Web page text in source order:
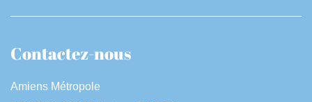
Contactez-nous
Amiens Métropole